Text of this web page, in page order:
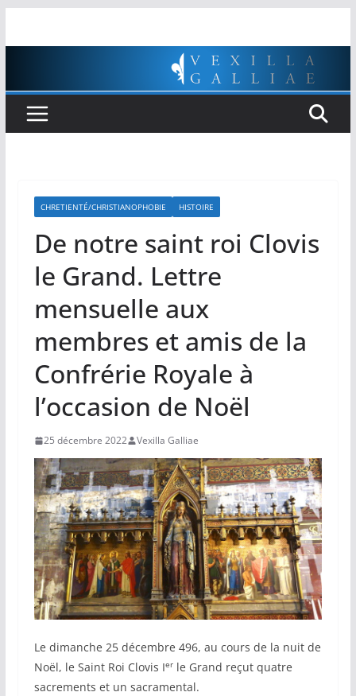
CHRETIENTÉ/CHRISTIANOPHOBIE HISTOIRE
De notre saint roi Clovis
le Grand. Lettre
mensuelle aux
membres et amis de la
Confrérie Royale à
l’occasion de Noël
25 décembre 2022 Vexilla Galliae
Le dimanche 25 décembre 496, au cours de la nuit de
Noël, le Saint Roi Clovis Ierle Grand reçut quatre
sacrements et un sacramental.